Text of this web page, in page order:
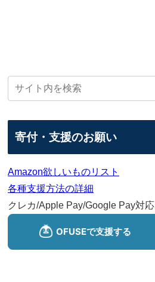
寄付・支援のお願い
Amazon欲しいものリスト
各種支援方法の詳細
クレカ/Apple Pay/Google Pay対応